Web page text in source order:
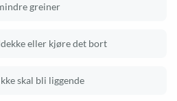
greiner
eller kjøre det bort
skal bli liggende